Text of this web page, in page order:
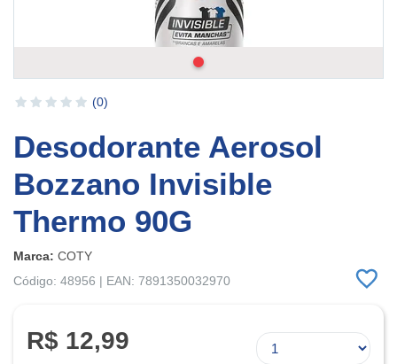
(0)
Desodorante Aerosol
Bozzano Invisible
Thermo 90G
Marca: COTY
Código: 48956 | EAN: 7891350032970
R$ 12,99